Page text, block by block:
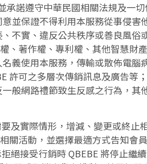
諾遵守中華民國相關法規及一
並保證不得利用本服務從事侵害
不實、違反公共秩序或善良風俗
、著作權、專利權、其他智慧財
義使用本服務，傳輸或散佈電腦
許可之多層次傳銷訊息及廣告等
般網路禮節致生反感之行為，其
及實際情形，增減、變更或終
關活動，並選擇最適方式告知會
絕接受行銷時 QBEBE 將停止繼